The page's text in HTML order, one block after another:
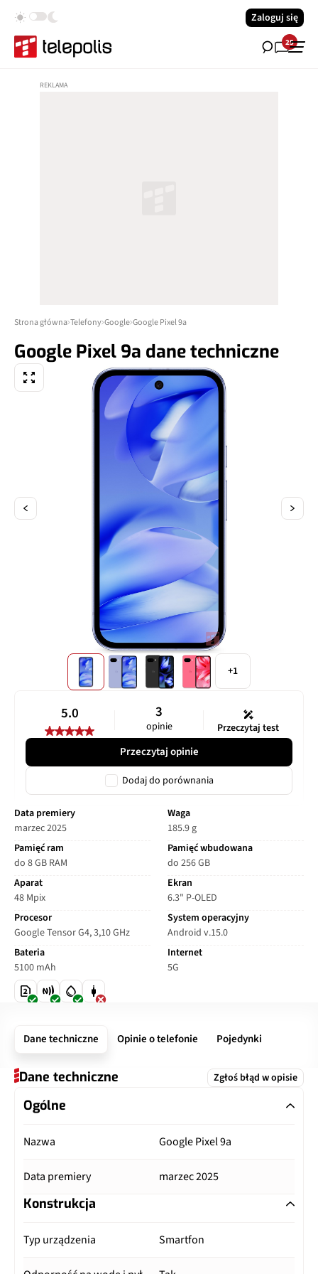
Zaloguj się
25
Strona główna Telefony Google Google Pixel 9a
Google Pixel 9a dane techniczne
+1
5.0 3
opinie Przeczytaj test
Przeczytaj opinie
Dodaj do porównania
Data premiery
marzec 2025
Pamięć ram
do 8 GB RAM
Aparat
48 Mpix
Procesor
Google Tensor G4, 3,10 GHz
Bateria
5100 mAh
Waga
185.9 g
Pamięć wbudowana
do 256 GB
Ekran
6.3" P-OLED
System operacyjny
Android v.15.0
Internet
5G
Dane techniczne Opinie o telefonie Pojedynki
Dane techniczne Zgłoś błąd w opisie
Ogólne
Nazwa Google Pixel 9a
Data premiery marzec 2025
Konstrukcja
Typ urządzenia Smartfon